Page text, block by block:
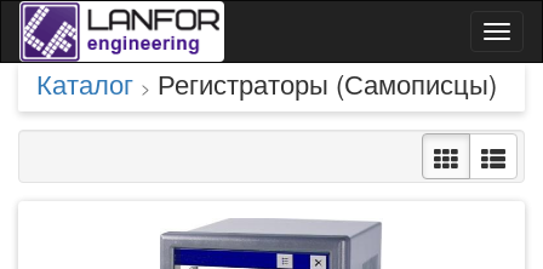
Каталог > Регистраторы (Самописцы)